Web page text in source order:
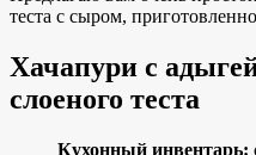
теста с сыром,
Хачапури с
слоеного теста
Кухонный инвентарь: